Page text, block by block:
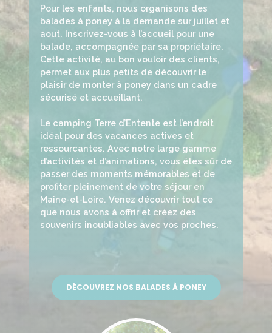
Pour les enfants, nous organisons des
balades à poney à la demande sur juillet et
aout. Inscrivez-vous à l’accueil pour une
balade, accompagnée par sa propriétaire.
Cette activité, au bon vouloir des clients,
permet aux plus petits de découvrir le
plaisir de monter à poney dans un cadre
sécurisé et accueillant.
Le camping Terre d’Entente est l’endroit
idéal pour des vacances actives et
ressourcantes. Avec notre large gamme
d’activités et d’animations, vous êtes sûr de
passer des moments mémorables et de
profiter pleinement de votre séjour en
Maine-et-Loire. Venez découvrir tout ce
que nous avons à offrir et créez des
souvenirs inoubliables avec vos proches.
DÉCOUVREZ NOS BALADES À PONEY